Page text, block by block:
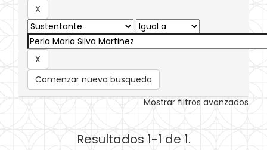
Comenzar nueva busqueda
Mostrar filtros avanzados
Resultados 1-1 de 1.